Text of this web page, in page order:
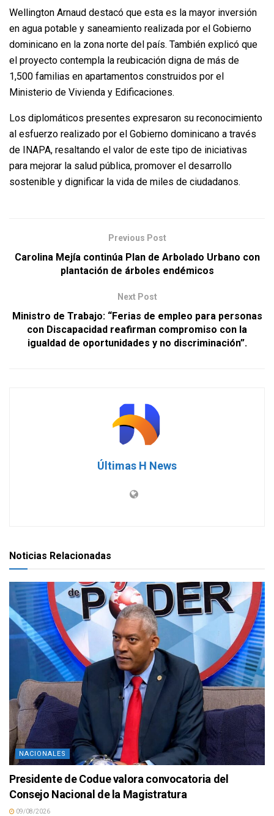
Wellington Arnaud destacó que esta es la mayor inversión
en agua potable y saneamiento realizada por el Gobierno
dominicano en la zona norte del país. También explicó que
el proyecto contempla la reubicación digna de más de
1,500 familias en apartamentos construidos por el
Ministerio de Vivienda y Edificaciones.
Los diplomáticos presentes expresaron su reconocimiento
al esfuerzo realizado por el Gobierno dominicano a través
de INAPA, resaltando el valor de este tipo de iniciativas
para mejorar la salud pública, promover el desarrollo
sostenible y dignificar la vida de miles de ciudadanos.
Previous Post
Carolina Mejía continúa Plan de Arbolado Urbano con
plantación de árboles endémicos
Next Post
Ministro de Trabajo: “Ferias de empleo para personas
con Discapacidad reafirman compromiso con la
igualdad de oportunidades y no discriminación”.
Últimas H News
Noticias Relacionadas
NACIONALES
Presidente de Codue valora convocatoria del
Consejo Nacional de la Magistratura
09/08/2026